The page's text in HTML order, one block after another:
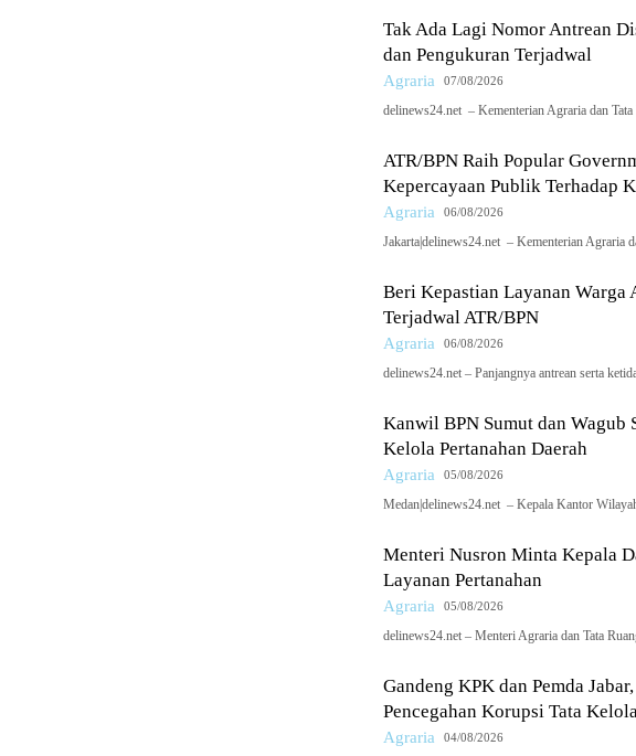
Tak Ada Lagi Nomor Antrean
dan Pengukuran Terjadwal
Agraria 07/08/2026
delinews24.net – Kementerian Agraria dan
ATR/BPN Raih Popular
Kepercayaan Publik Terhadap
Agraria 06/08/2026
Jakarta|delinews24.net – Kementerian Agraria
Beri Kepastian Layanan Warga
Terjadwal ATR/BPN
Agraria 06/08/2026
delinews24.net – Panjangnya antrean serta
Kanwil BPN Sumut dan Wagub
Kelola Pertanahan Daerah
Agraria 05/08/2026
Medan|delinews24.net – Kepala Kantor
Menteri Nusron Minta Kepala
Layanan Pertanahan
Agraria 05/08/2026
delinews24.net – Menteri Agraria dan Tata
Gandeng KPK dan Pemda
Pencegahan Korupsi Tata
Agraria 04/08/2026